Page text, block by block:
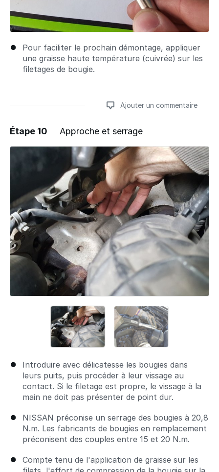
Pour faciliter le prochain démontage, appliquer
une graisse haute température (cuivrée) sur les
filetages de bougie.
Ajouter un commentaire
Ajouter un commentaire
Étape 10 Approche et serrage
Introduire avec délicatesse les bougies dans
leurs puits, puis procéder à leur vissage au
contact. Si le filetage est propre, le vissage à la
main ne doit pas présenter de point dur.
NISSAN préconise un serrage des bougies à 20,8
N.m. Les fabricants de bougies en remplacement
préconisent des couples entre 15 et 20 N.m.
Compte tenu de l'application de graisse sur les